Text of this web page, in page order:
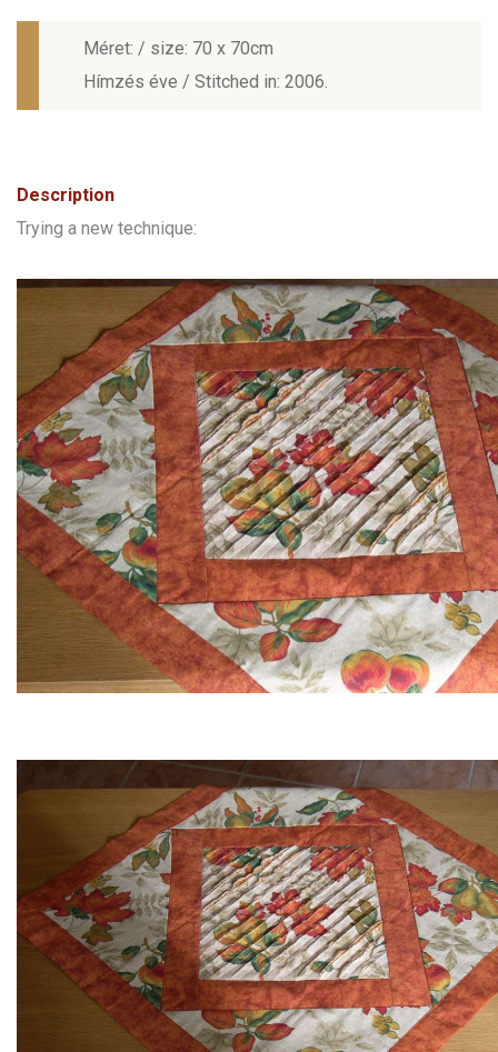
Méret: / size: 70 x 70cm
Hímzés éve / Stitched in: 2006.
Description
Trying a new technique: